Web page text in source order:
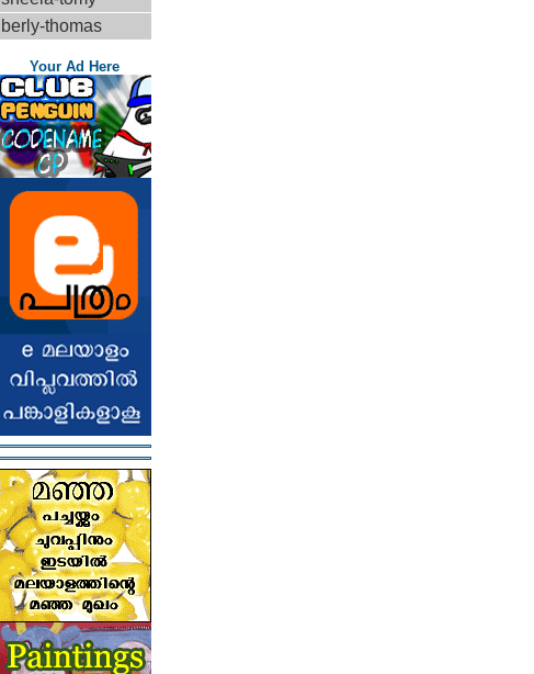
berly-thomas
Your Ad Here